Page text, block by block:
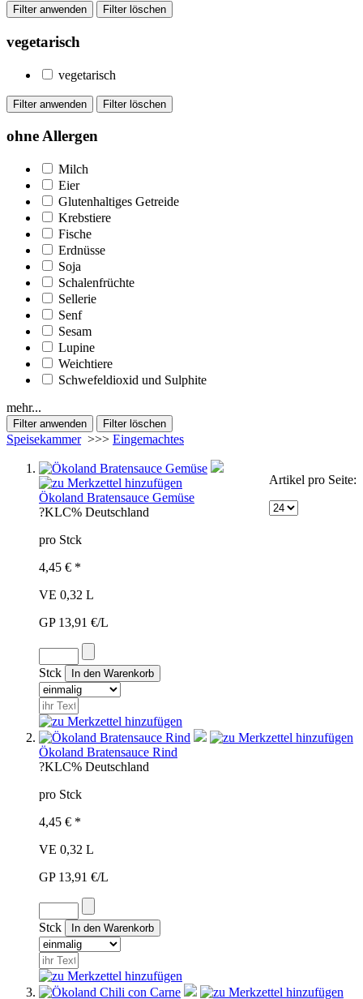
vegetarisch
vegetarisch
ohne Allergen
Milch
Eier
Glutenhaltiges Getreide
Krebstiere
Fische
Erdnüsse
Soja
Schalenfrüchte
Sellerie
Senf
Sesam
Lupine
Weichtiere
Schwefeldioxid und Sulphite
mehr...
Speisekammer >>> Eingemachtes
Artikel pro Seite:
Ökoland Bratensauce Gemüse
?KLC% Deutschland
pro Stck
4,45 € *
VE 0,32 L
GP 13,91 €/L
Stck
Ökoland Bratensauce Rind
?KLC% Deutschland
pro Stck
4,45 € *
VE 0,32 L
GP 13,91 €/L
Stck